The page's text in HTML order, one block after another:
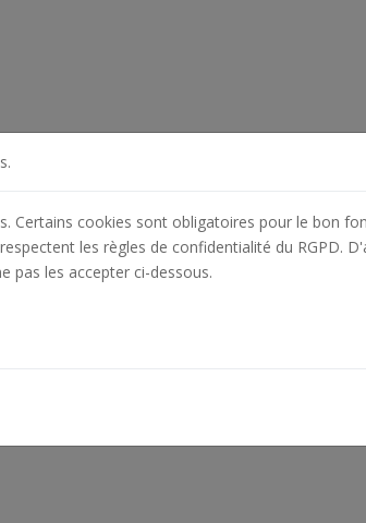
Certains cookies sont obligatoires pour le bon
les règles de confidentialité du RGPD.
pas les accepter ci-dessous.